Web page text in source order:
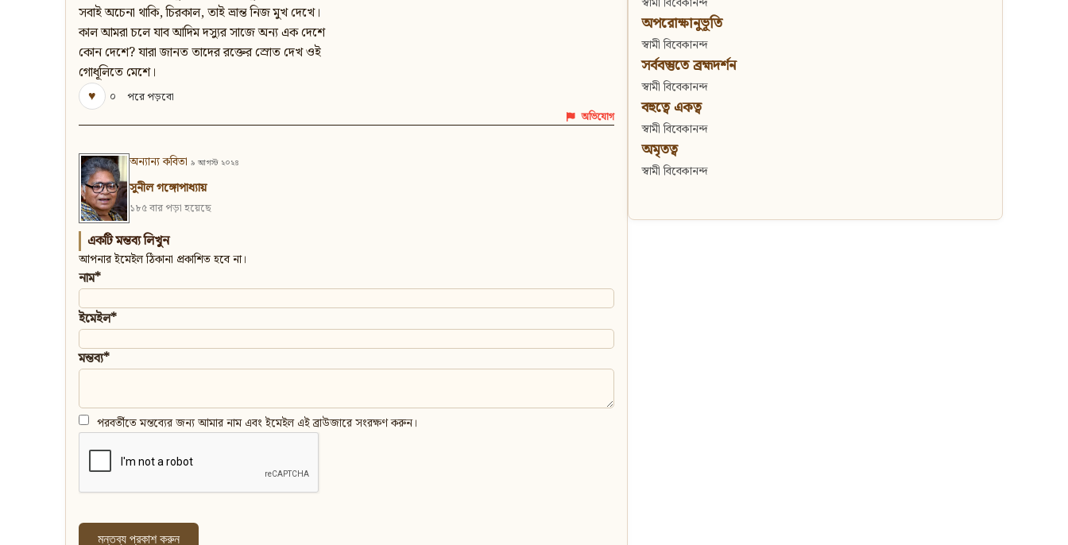
সবাই অচেনা থাকি, চিরকাল, তাই ভ্রান্ত নিজ মুখ দেখে।
কাল আমরা চলে যাব আদিম দস্যুর সাজে অন্য এক দেশে
কোন দেশে? যারা জানত তাদের রক্তের স্রোত দেখ ওই
গোধূলিতে মেশে।
♥
০ পরে পড়বো
অভিযোগ
অন্যান্য কবিতা ৯ আগস্ট ২০২৪
সুনীল গঙ্গোপাধ্যায়
১৮৫ বার পড়া হয়েছে
একটি মন্তব্য লিখুন
আপনার ইমেইল ঠিকানা প্রকাশিত হবে না।
নাম*
ইমেইল*
মন্তব্য*
পরবর্তীতে মন্তব্যের জন্য আমার নাম এবং ইমেইল এই ব্রাউজারে সংরক্ষণ করুন।
অপরোক্ষানুভূতি
স্বামী বিবেকানন্দ
সর্ববস্তুতে ব্রহ্মদর্শন
স্বামী বিবেকানন্দ
বহুত্বে একত্ব
স্বামী বিবেকানন্দ
অমৃতত্ব
স্বামী বিবেকানন্দ